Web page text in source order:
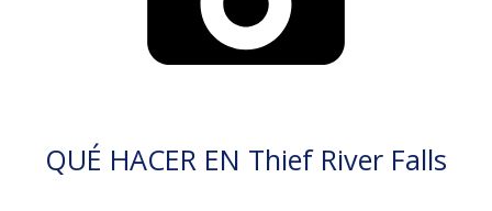
QUÉ HACER EN Thief River Falls